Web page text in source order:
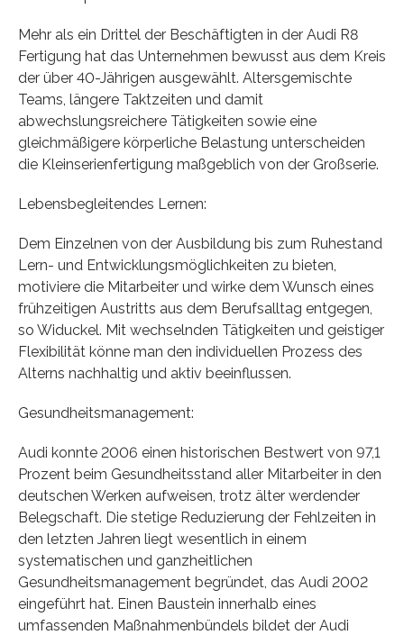
Mehr als ein Drittel der Beschäftigten in der Audi R8
Fertigung hat das Unternehmen bewusst aus dem Kreis
der über 40-Jährigen ausgewählt. Altersgemischte
Teams, längere Taktzeiten und damit
abwechslungsreichere Tätigkeiten sowie eine
gleichmäßigere körperliche Belastung unterscheiden
die Kleinserienfertigung maßgeblich von der Großserie.
Lebensbegleitendes Lernen:
Dem Einzelnen von der Ausbildung bis zum Ruhestand
Lern- und Entwicklungsmöglichkeiten zu bieten,
motiviere die Mitarbeiter und wirke dem Wunsch eines
frühzeitigen Austritts aus dem Berufsalltag entgegen,
so Widuckel. Mit wechselnden Tätigkeiten und geistiger
Flexibilität könne man den individuellen Prozess des
Alterns nachhaltig und aktiv beeinflussen.
Gesundheitsmanagement:
Audi konnte 2006 einen historischen Bestwert von 97,1
Prozent beim Gesundheitsstand aller Mitarbeiter in den
deutschen Werken aufweisen, trotz älter werdender
Belegschaft. Die stetige Reduzierung der Fehlzeiten in
den letzten Jahren liegt wesentlich in einem
systematischen und ganzheitlichen
Gesundheitsmanagement begründet, das Audi 2002
eingeführt hat. Einen Baustein innerhalb eines
umfassenden Maßnahmenbündels bildet der Audi